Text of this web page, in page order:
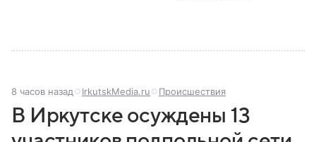
8 часов назад IrkutskMedia.ru Происшествия
В Иркутске осуждены 13